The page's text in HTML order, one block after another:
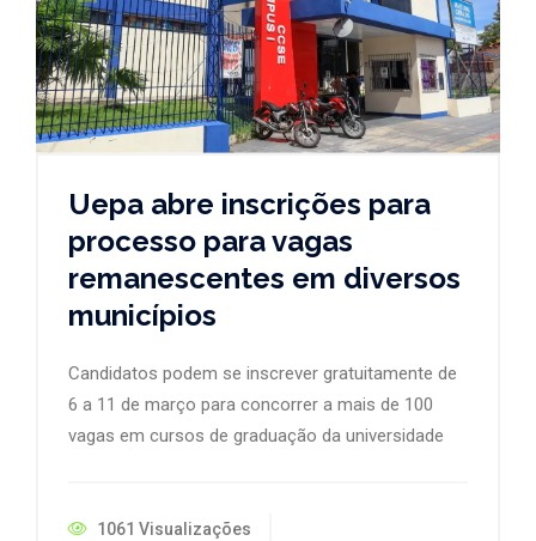
Uepa abre inscrições para
processo para vagas
remanescentes em diversos
municípios
Candidatos podem se inscrever gratuitamente de
6 a 11 de março para concorrer a mais de 100
vagas em cursos de graduação da universidade
1061 Visualizações